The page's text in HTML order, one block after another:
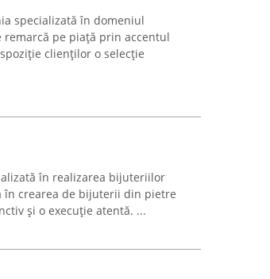
specializată în domeniul
pe piață prin accentul
clienților o selecție
în realizarea bijuteriilor
în crearea de bijuterii din pietre
și o execuție atentă. ...